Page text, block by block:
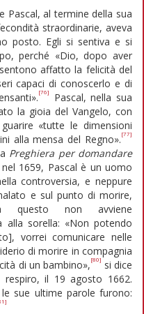
al termine della sua
straordinarie, aveva
posto. Egli si sentiva e si
perché «Dio, dopo aver
affatto la felicità del
capaci di conoscerlo e di
[76]
Pascal, nella sua
la gioia del Vangelo, con
«tutte le dimensioni
alla mensa del Regno». [77]
Preghiera per domandare
1659, Pascal è un uomo
controversia, e neppure
e sul punto di morire,
questo non avviene
alla sorella: «Non potendo
vorrei comunicare nelle
di morire in compagnia
di un bambino», [80] si dice
il 19 agosto 1662.
sue ultime parole furono: